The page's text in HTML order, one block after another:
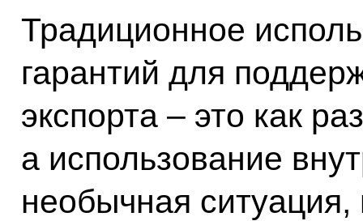
Традиционное
гарантий для
экспорта – это как
а использование
необычная